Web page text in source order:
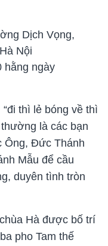
Dịch Vọng,
Nội
hằng ngày
thì lẻ bóng về thì
là các bạn
Ông, Đức Thánh
Mẫu để cầu
duyên tình tròn
Hà được bố trí
pho Tam thế